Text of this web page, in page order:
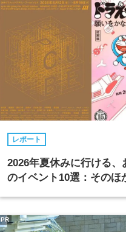
レポート
2026年夏休みに行ける、
のイベント10選：そのほ
PR